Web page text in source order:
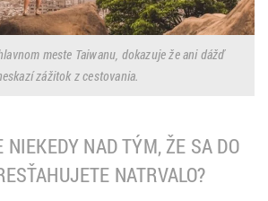
meste Taiwanu, dokazuje že ani dážď
zážitok z cestovania.
NIEKEDY NAD TÝM, ŽE SA DO
NATRVALO?